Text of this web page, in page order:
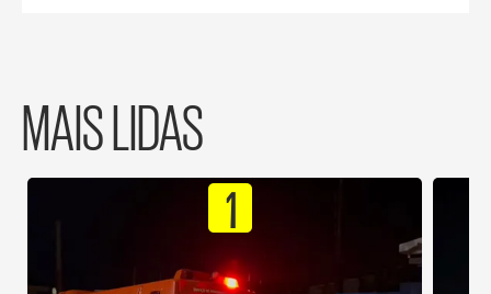
MAIS LIDAS
1